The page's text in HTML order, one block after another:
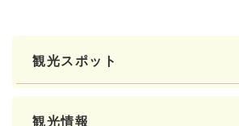
観光スポット
観光情報